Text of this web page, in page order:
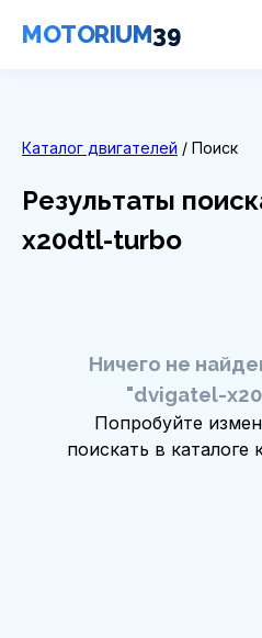
MOTORIUM39
Каталог двигателей / Поиск
Результаты
x20dtl-turbo
Ничего не
"dvigatel-
Попробуйте
поискать в каталоге